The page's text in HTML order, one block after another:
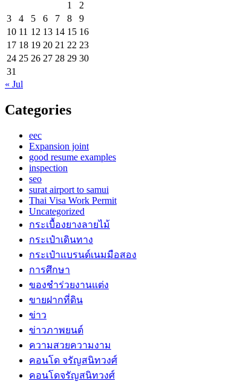
1
2
3
4 5 6 7 8
9
10 11 12 13 14 15 16
17 18 19 20 21 22 23
24 25 26 27 28 29 30
31
« Jul
Categories
eec
Expansion joint
good resume examples
inspection
seo
surat airport to samui
Thai Visa Work Permit
Uncategorized
กระเบื้องยางลายไม้
กระเป๋าเดินทาง
กระเป๋าแบรนด์เนมมือสอง
การศึกษา
ของชำร่วยงานแต่ง
ขายฝากที่ดิน
ข่าว
ข่าวภาพยนต์
ความสวยความงาม
คอนโด จรัญสนิทวงศ์
คอนโดจรัญสนิทวงศ์